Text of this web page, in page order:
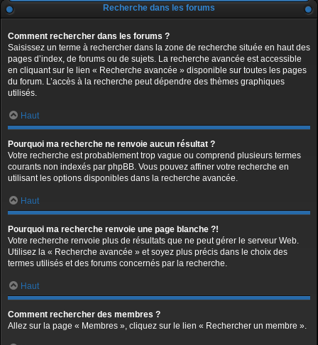
Recherche dans les forums
Comment rechercher dans les forums ?
Saisissez un terme à rechercher dans la zone de recherche située en haut des
pages d’index, de forums ou de sujets. La recherche avancée est accessible
en cliquant sur le lien « Recherche avancée » disponible sur toutes les pages
du forum. L’accès à la recherche peut dépendre des thèmes graphiques
utilisés.
Haut
Pourquoi ma recherche ne renvoie aucun résultat ?
Votre recherche est probablement trop vague ou comprend plusieurs termes
courants non indexés par phpBB. Vous pouvez affiner votre recherche en
utilisant les options disponibles dans la recherche avancée.
Haut
Pourquoi ma recherche renvoie une page blanche ?!
Votre recherche renvoie plus de résultats que ne peut gérer le serveur Web.
Utilisez la « Recherche avancée » et soyez plus précis dans le choix des
termes utilisés et des forums concernés par la recherche.
Haut
Comment rechercher des membres ?
Allez sur la page « Membres », cliquez sur le lien « Rechercher un membre ».